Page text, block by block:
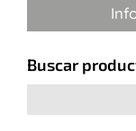
Buscar